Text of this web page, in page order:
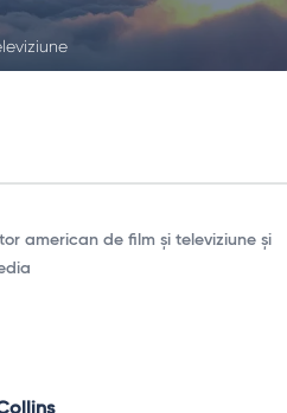
american de film și televiziune și